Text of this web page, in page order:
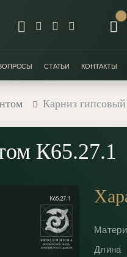
СТАТЬИ КОНТАКТЫ
Карниз
К65.27.1
Длина